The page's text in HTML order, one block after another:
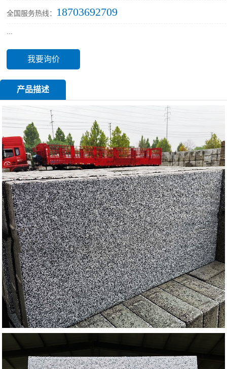
全国服务热线： 18703692709
我要询价
产品描述